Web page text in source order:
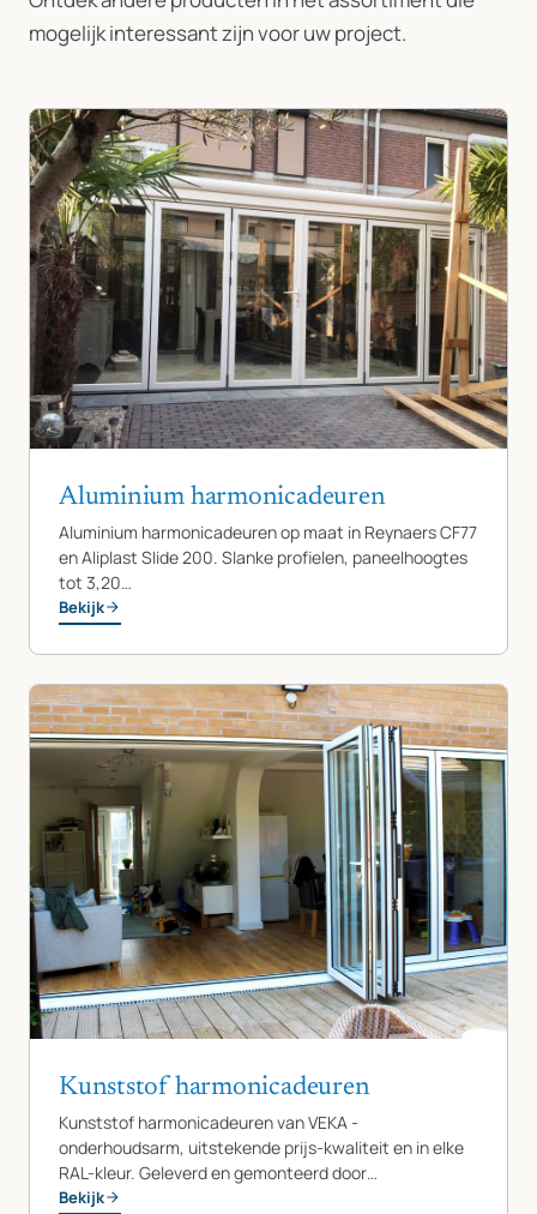
mogelijk interessant zijn voor uw project.
Aluminium harmonicadeuren
Aluminium harmonicadeuren op maat in Reynaers CF77
en Aliplast Slide 200. Slanke profielen, paneelhoogtes
tot 3,20…
Bekijk
Kunststof harmonicadeuren
Kunststof harmonicadeuren van VEKA -
onderhoudsarm, uitstekende prijs-kwaliteit en in elke
RAL-kleur. Geleverd en gemonteerd door…
Bekijk